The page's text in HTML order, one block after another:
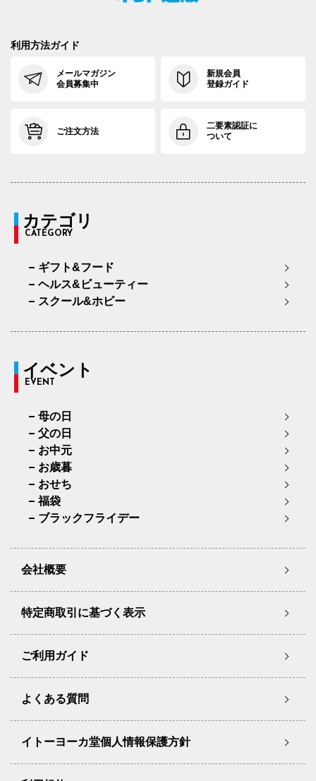
利用方法ガイド
メールマガジン
会員募集中
新規会員
登録ガイド
ご注文方法
二要素認証に
ついて
カテゴリ
CATEGORY
ギフト&フード
ヘルス&ビューティー
スクール&ホビー
イベント
EVENT
母の日
父の日
お中元
お歳暮
おせち
福袋
ブラックフライデー
会社概要
特定商取引に基づく表示
ご利用ガイド
よくある質問
イトーヨーカ堂個人情報保護方針